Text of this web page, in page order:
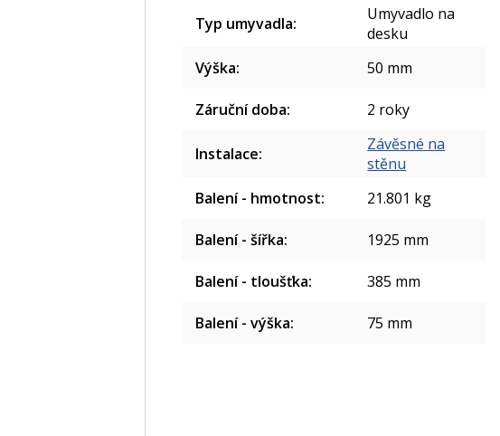
Typ umyvadla:
Umyvadlo na
desku
Výška: 50 mm
Záruční doba: 2 roky
Instalace:
Závěsné na
stěnu
Balení - hmotnost: 21.801 kg
Balení - šířka: 1925 mm
Balení - tloušťka: 385 mm
Balení - výška: 75 mm